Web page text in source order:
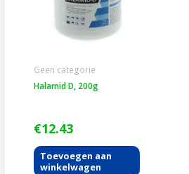
Geen categorie
Halamid D, 200g
€12.43
Toevoegen aan
winkelwagen